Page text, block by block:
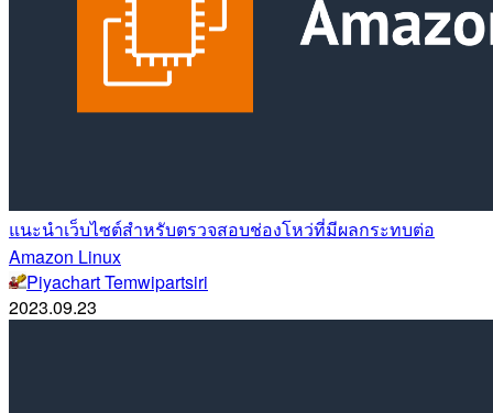
แนะนำเว็บไซต์สำหรับตรวจสอบช่องโหว่ที่มีผลกระทบต่อ
Amazon Linux
Piyachart Temwipartsiri
2023.09.23